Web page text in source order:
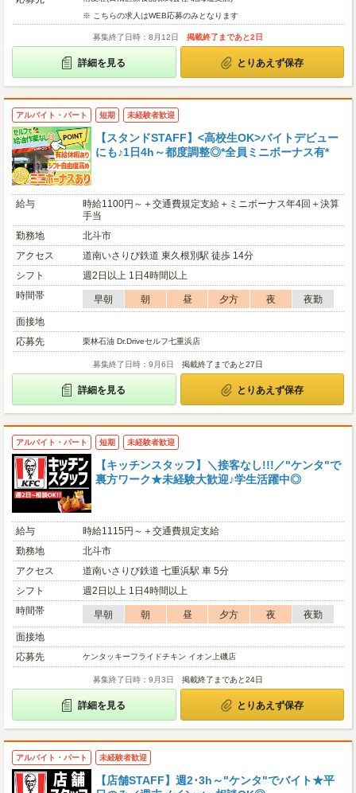
※ こちらの求人はWEB応募のみとなります
募集終了日時：8月12日 掲載終了まであと2日
詳細を見る とりあえず保存
アルバイト・パート 短期 未経験者歓迎
【スタンドSTAFF】<高校生OK>バイトデビュー
にも♪1日4h～都度調整◎*全員ミニボーナス有*
給与
時給1100円～＋交通費規定支給＋ミニボーナス年4回＋決算
手当
勤務地
北斗市
アクセス
道南いさりび鉄道 東久根別駅 徒歩 14分
シフト
週2日以上 1日4時間以上
時間帯
早朝 朝 昼 夕方 夜
夜勤
面接地
応募先
栗林石油 Dr.Driveセルフ七重浜店
募集終了日時：9月6日 掲載終了まであと27日
詳細を見る とりあえず保存
アルバイト・パート 短期 未経験者歓迎
【キッチンスタッフ】＼接客なし!!!／"ケンタ"で
裏方ワーク★未経験大歓迎♪学生活躍中◎
給与
時給1115円～＋交通費規定支給
勤務地
北斗市
アクセス
道南いさりび鉄道 七重浜駅 車 5分
シフト
週2日以上 1日4時間以上
時間帯
早朝 朝 昼 夕方 夜
夜勤
面接地
応募先
ケンタッキーフライドチキン イオン上磯店
募集終了日時：9月3日 掲載終了まであと24日
詳細を見る とりあえず保存
アルバイト・パート 未経験者歓迎
【店舗STAFF】週2･3h～"ケンタ"でバイト★平